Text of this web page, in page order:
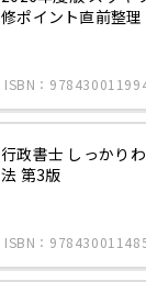
修ポイント直前整理
ISBN：
行政書士 しっかり
法 第3版
ISBN：